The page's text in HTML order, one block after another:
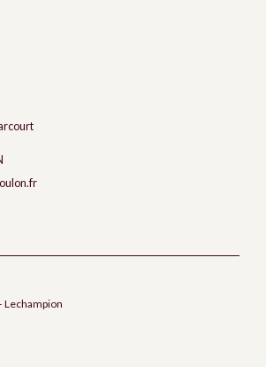
Lechampion